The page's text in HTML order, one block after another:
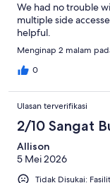
We had no trouble
multiple side
helpful.
Menginap 2 malam
0
Ulasan terverifikasi
2/10 Sangat
Allison
5 Mei 2026
Tidak Disukai: